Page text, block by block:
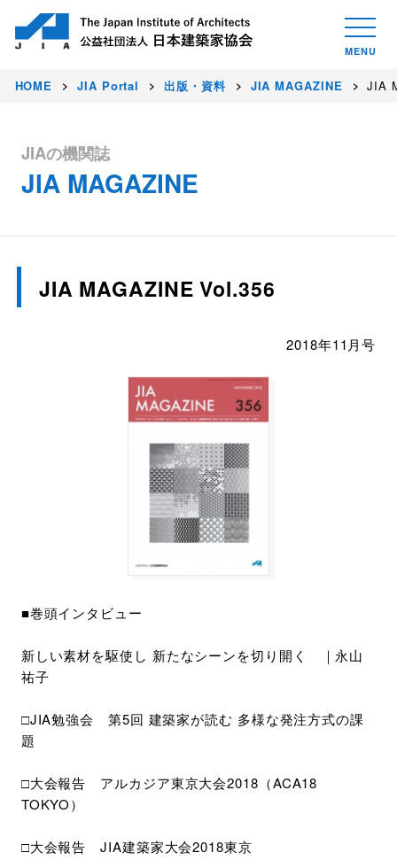
HOME JIA Portal 出版・資料 JIA MAGAZINE JIA
JIAの機関誌
JIA MAGAZINE
JIA MAGAZINE Vol.356
2018年11月号
■巻頭インタビュー
新しい素材を駆使し 新たなシーンを切り開く ｜永山
祐子
□JIA勉強会 第5回 建築家が読む 多様な発注方式の課
題
□大会報告 アルカジア東京大会2018（ACA18
TOKYO）
□大会報告 JIA建築家大会2018東京